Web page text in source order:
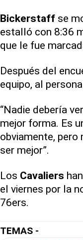
Bickerstaffse
estalló con 8:36
que le fue
Después del
equipo, al
“Nadie debería
mejor forma. Es
obviamente,
ser mejor”.
Los Cavaliers
el viernes por la
76ers.
TEMAS -